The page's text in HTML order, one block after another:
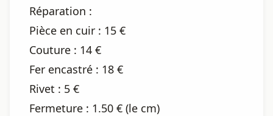
Réparation :
Pièce en cuir : 15 €
Couture : 14 €
Fer encastré : 18 €
Rivet : 5 €
Fermeture : 1.50 € (le cm)